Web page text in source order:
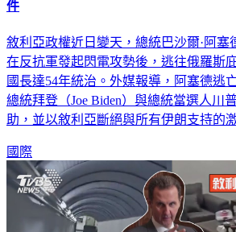
件
敘利亞政權近日變天，總統巴沙爾·阿塞德
在反抗軍發起閃電攻勢後，逃往俄羅斯
國長達54年統治。外媒報導，阿塞德逃
總統拜登（Joe Biden）與總統當選人川
助，並以敘利亞斷絕與所有伊朗支持的
國際